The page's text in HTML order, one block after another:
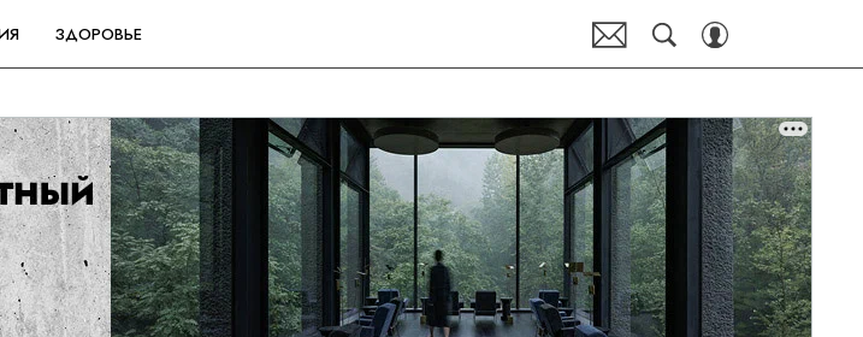
ЗДОРОВЬЕ